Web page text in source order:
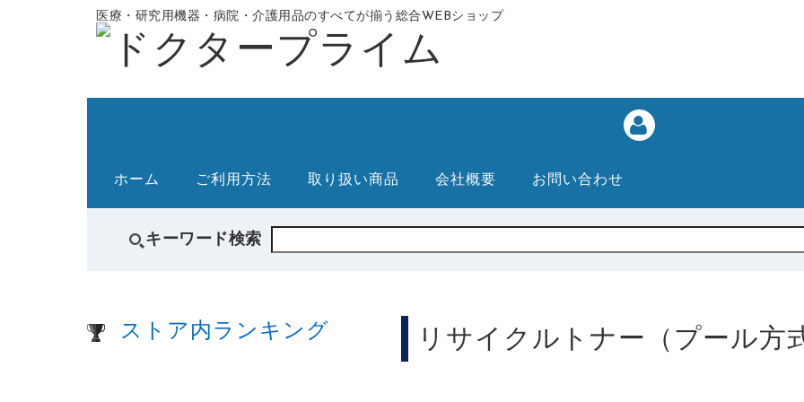
医療・研究用機器・病院・介護用品のすべてが揃う総合WEBショップ
ホーム ご利用方法 取り扱い商品 会社概要 お問い合わせ
キーワード検索
リサイクルトナー（プール方
ストア内ランキング